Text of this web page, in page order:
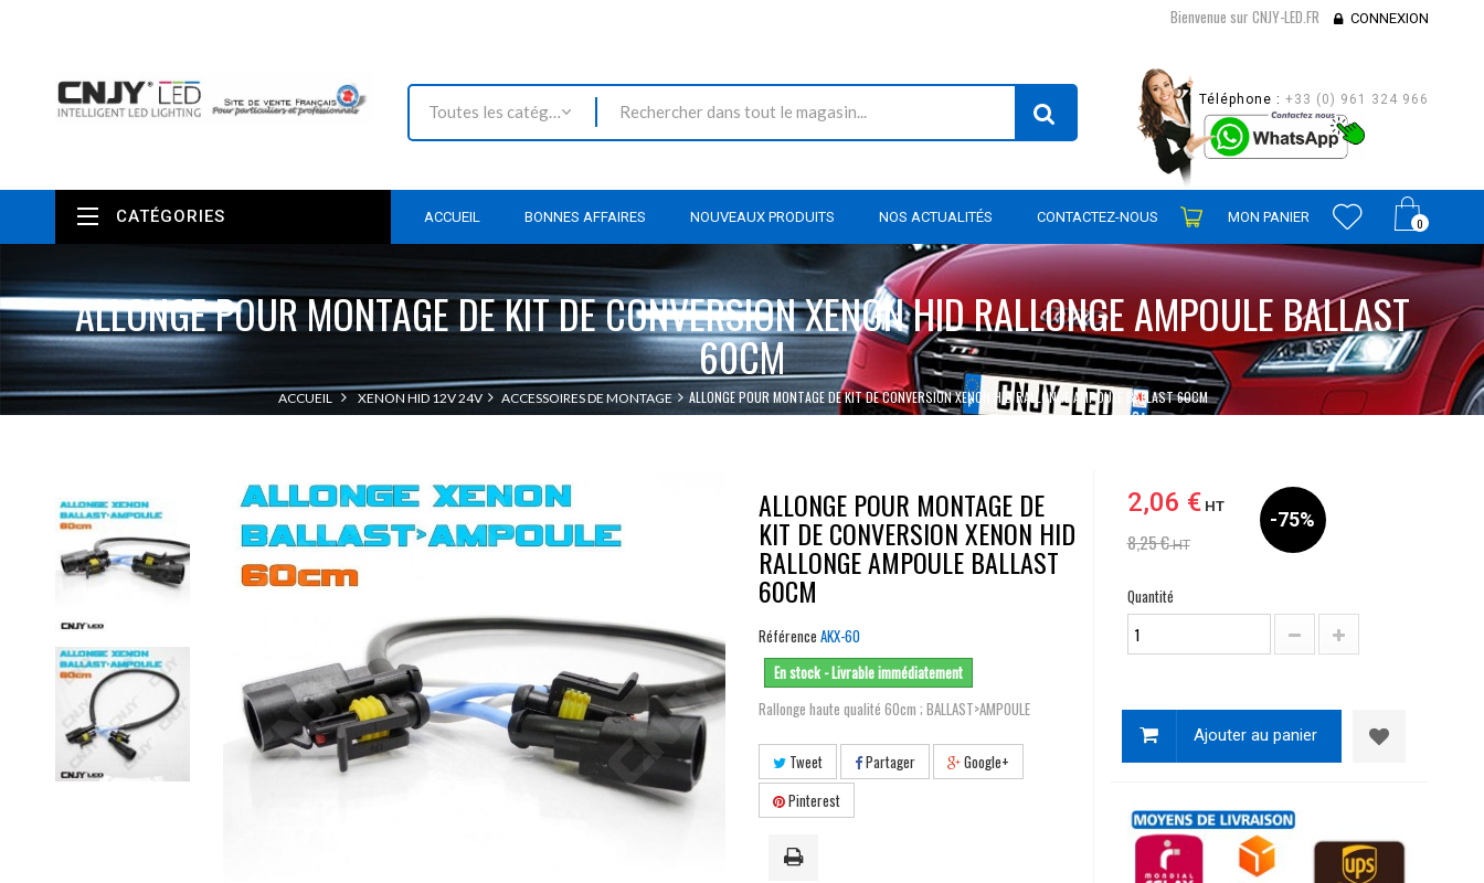
Bienvenue sur CNJY-LED.FR CONNEXION
Toutes les catégories
Téléphone : +33 (0) 961 324 966
0
ACCUEIL BONNES AFFAIRES NOUVEAUX PRODUITS NOS ACTUALITÉS CONTACTEZ-NOUS MON PANIER
CATÉGORIES
ALLONGE POUR MONTAGE DE KIT DE CONVERSION XENON HID RALLONGE AMPOULE BALLAST
60CM
ACCUEIL XENON HID 12V 24V ACCESSOIRES DE MONTAGE ALLONGE POUR MONTAGE DE KIT DE CONVERSION XENON HID RALLONGE AMPOULE BALLAST 60CM
ALLONGE POUR MONTAGE DE
KIT DE CONVERSION XENON HID
RALLONGE AMPOULE BALLAST
60CM
Référence AKX-60
En stock - Livrable immédiatement
Rallonge haute qualité 60cm ; BALLAST>AMPOULE
Tweet Partager
Google+
Pinterest
2,06 €HT
8,25 €HT
-75%
Quantité
Ajouter au panier